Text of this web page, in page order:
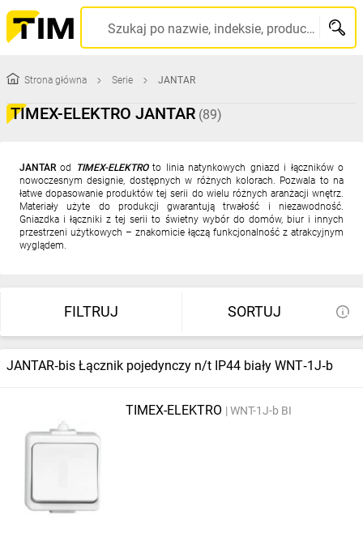
Szukaj po nazwie, indeksie, producencie, kodzie kreskowym...
Strona główna Serie JANTAR
TIMEX-ELEKTRO JANTAR (89)
JANTARod TIMEX-ELEKTROto linia natynkowych gniazd i łączników o
nowoczesnym designie, dostępnych w różnych kolorach. Pozwala to na
łatwe dopasowanie produktów tej serii do wielu różnych aranżacji wnętrz.
Materiały użyte do produkcji gwarantują trwałość i niezawodność.
Gniazdka i łączniki z tej serii to świetny wybór do domów, biur i innych
przestrzeni użytkowych – znakomicie łączą funkcjonalność z atrakcyjnym
wyglądem.
FILTRUJ SORTUJ
JANTAR‑bis Łącznik pojedynczy n/t IP44 biały WNT‑1J‑b
TIMEX-ELEKTRO WNT-1J-b BI